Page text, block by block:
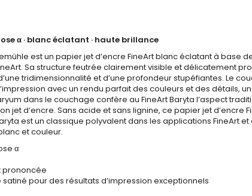
α · blanc éclatant · haute brillance
est un papier jet d’encre FineArt blanc éclatant à
Sa structure feutrée clairement visible et délicatement
tridimensionnalité et d’une profondeur stupéfiantes. Le
avec un rendu parfait des couleurs et des détails,
dans le couchage confère au FineArt Baryta l’aspect
jet d’encre. Sans acide et sans lignine, ce papier jet d’encre
est un classique polyvalent dans les applications FineArt
et couleur.
α
prononcée
satiné pour des résultats d’impression exceptionnels